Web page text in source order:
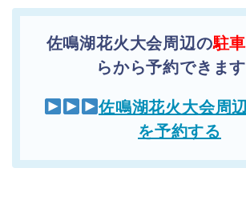
佐鳴湖花火大会周辺の駐
らから予約できます
佐鳴湖花火大会周
を予約する